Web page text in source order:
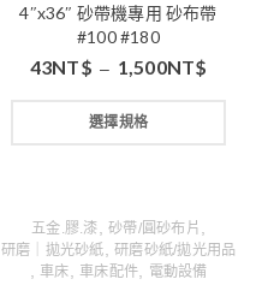
4″x36″ 砂帶機專用 砂布帶
#100 #180
43NT$ – 1,500NT$
選擇規格
五金.膠.漆 砂帶/圓砂布片
研磨｜拋光砂紙 研磨砂紙/拋光用品
車床 車床配件 電動設備